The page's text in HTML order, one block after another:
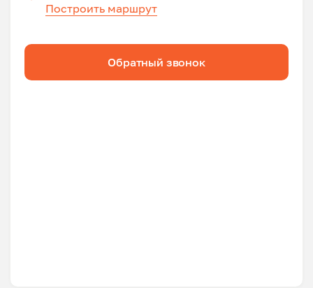
Построить маршрут
Обратный звонок